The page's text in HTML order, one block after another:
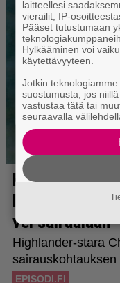
laitteellesi
vierailit, IP-
Pääset tutustumaan
Hylkääminen voi
käytettävyyteen.
Jotkin
suostumusta, jos
vastustaa tätä tai
seuraavalla